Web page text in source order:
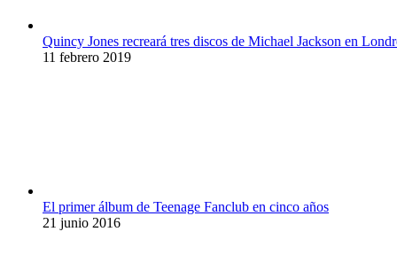
Quincy Jones recreará tres discos de Michael Jackson en
11 febrero 2019
El primer álbum de Teenage Fanclub en cinco años
21 junio 2016